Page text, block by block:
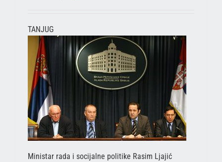
TANJUG
Ministar rada i socijalne politike Rasim Ljajić